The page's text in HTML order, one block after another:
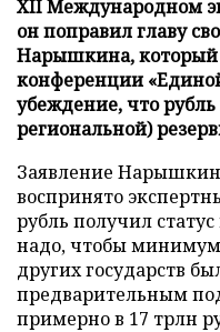
XII Международном
он поправил главу
Нарышкина, который
конференции
убеждение, что
региональной)
Заявление
воспринято
рубль получил
надо, чтобы минимум
других государств
предварительным
примерно в 17 трлн